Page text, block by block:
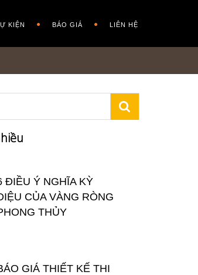
KIỆN BÁO GIÁ LIÊN HỆ
ĐIỀU Ý NGHĨA KỲ
CỦA VÀNG RÒNG
THỦY
GIÁ THIẾT KẾ THI